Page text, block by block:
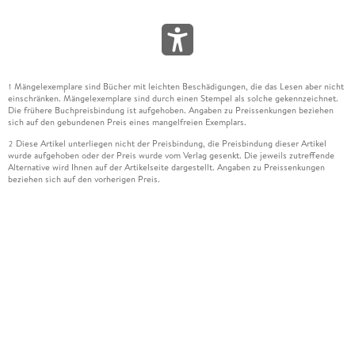
1 Mängelexemplare sind Bücher mit leichten Beschädigungen, die das Lesen aber nicht
einschränken. Mängelexemplare sind durch einen Stempel als solche gekennzeichnet.
Die frühere Buchpreisbindung ist aufgehoben. Angaben zu Preissenkungen beziehen
sich auf den gebundenen Preis eines mangelfreien Exemplars.
2 Diese Artikel unterliegen nicht der Preisbindung, die Preisbindung dieser Artikel
wurde aufgehoben oder der Preis wurde vom Verlag gesenkt. Die jeweils zutreffende
Alternative wird Ihnen auf der Artikelseite dargestellt. Angaben zu Preissenkungen
beziehen sich auf den vorherigen Preis.